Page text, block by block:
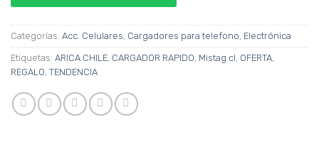
Categorías: Acc. Celulares, Cargadores para telefono, Electrónica
Etiquetas: ARICA CHILE, CARGADOR RAPIDO, Mistag.cl, OFERTA,
REGALO, TENDENCIA